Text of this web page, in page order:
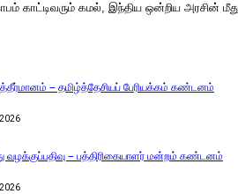
காட்டிவரும் கமல், இந்திய ஒன்றிய அரசின்
– தமிழ்த்தேசியப் பேரியக்கம் கண்டனம்
வழக்குப்பதிவு – பத்திரிகையாளர் மன்றம் கண்டனம்